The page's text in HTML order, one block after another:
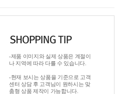
-제품 이미지와 실제 상품은 계절이
나 지역에 따라 다를 수 있습니다.
-현재 보시는 상품을 기준으로 고객
센터 상담 후 고객님이 원하시는 맞
춤형 상품 제작이 가능합니다.